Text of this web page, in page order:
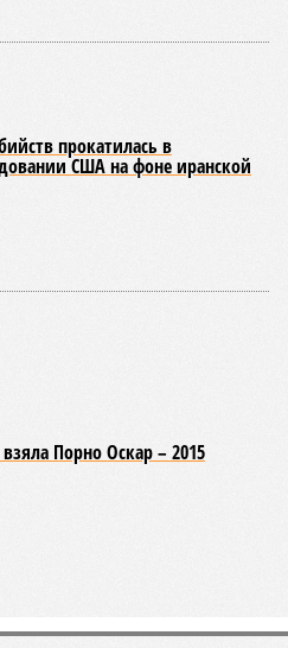
прокатилась в
США на фоне иранской
Порно Оскар – 2015